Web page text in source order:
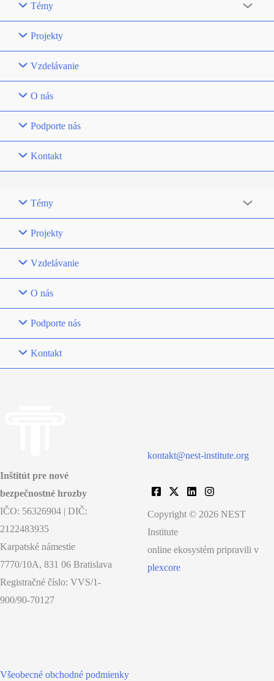
Témy
Projekty
Vzdelávanie
O nás
Podporte nás
Kontakt
Témy
Projekty
Vzdelávanie
O nás
Podporte nás
Kontakt
Inštitút pre nové
bezpečnostné hrozby
IČO: 56326904 | DIČ:
2122483935
Karpatské námestie
7770/10A, 831 06 Bratislava
Registračné číslo: VVS/1-
900/90-70127
kontakt@nest-institute.org
Copyright © 2026 NEST
Institute
online ekosystém pripravili v
plexcore
Všeobecné obchodné podmienky